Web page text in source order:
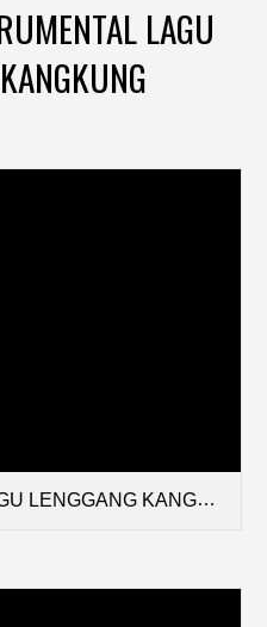
LAGU
KANGKUNG.mp3